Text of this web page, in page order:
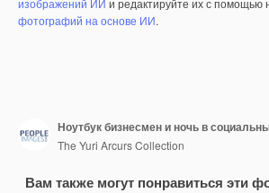
фотографий на основе ИИ.
The Yuri Arcurs Collection
Вам также могут понравиться эти